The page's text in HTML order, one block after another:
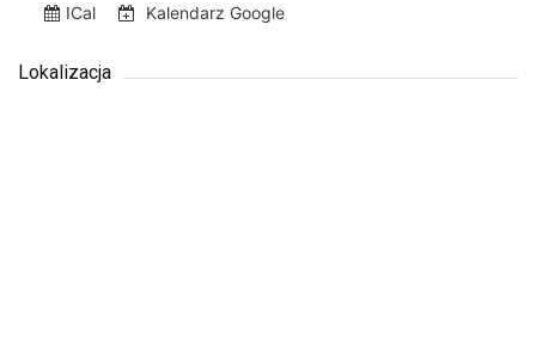
ICal Kalendarz Google
Lokalizacja